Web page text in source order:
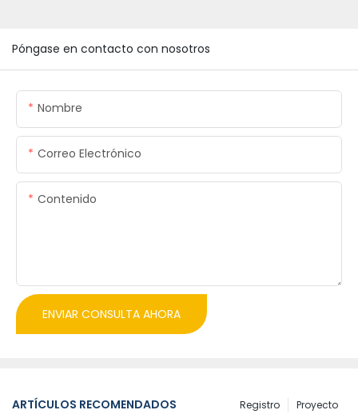
Póngase en contacto con nosotros
Nombre
Correo Electrónico
Contenido
ENVIAR CONSULTA AHORA
ARTÍCULOS RECOMENDADOS Proyecto
Registro